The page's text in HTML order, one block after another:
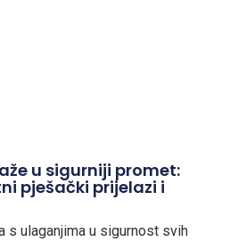
u sigurniji promet:
pješački prijelazi i
s ulaganjima u sigurnost svih